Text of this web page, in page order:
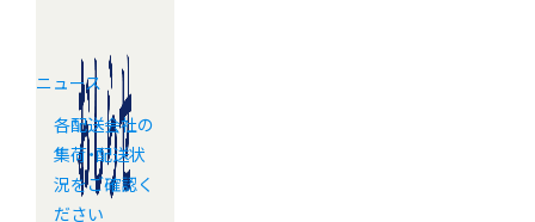
ニュース
各配送会社の
集荷・配送状
況をご確認く
ださい